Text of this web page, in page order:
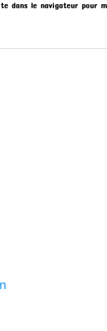
dans le navigateur pour